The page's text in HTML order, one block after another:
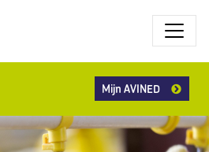
Mijn AVINED